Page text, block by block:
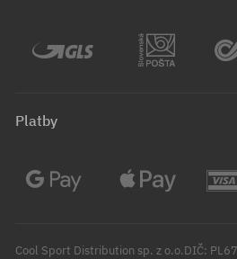
Platby
Cool Sport Distribution sp. z o.o.DIČ: